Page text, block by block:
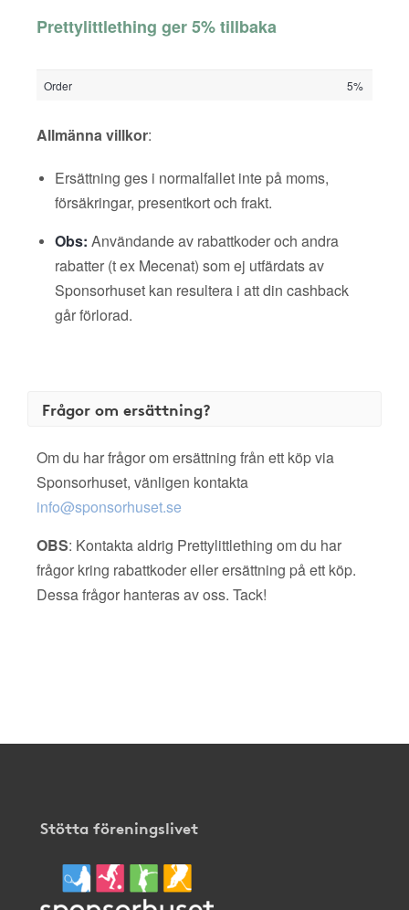
Prettylittlething ger 5% tillbaka
Order 5%
Allmänna villkor:
Ersättning ges i normalfallet inte på moms,
försäkringar, presentkort och frakt.
Obs: Användande av rabattkoder och andra
rabatter (t ex Mecenat) som ej utfärdats av
Sponsorhuset kan resultera i att din cashback
går förlorad.
Frågor om ersättning?
Om du har frågor om ersättning från ett köp via
Sponsorhuset, vänligen kontakta
info@sponsorhuset.se
OBS: Kontakta aldrig Prettylittlething om du har
frågor kring rabattkoder eller ersättning på ett köp.
Dessa frågor hanteras av oss. Tack!
Stötta föreningslivet